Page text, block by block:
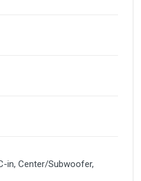
in, Center/Subwoofer,